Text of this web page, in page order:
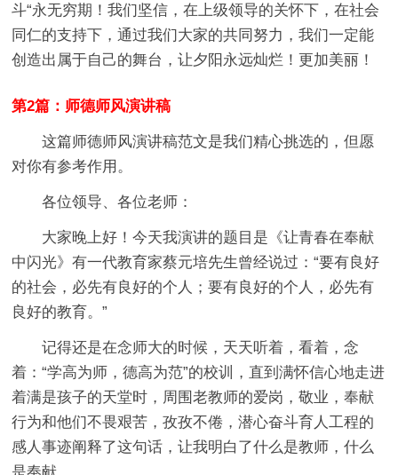
斗“永无穷期！我们坚信，在上级领导的关怀下，在社会
同仁的支持下，通过我们大家的共同努力，我们一定能
创造出属于自己的舞台，让夕阳永远灿烂！更加美丽！
第2篇：师德师风演讲稿
这篇师德师风演讲稿范文是我们精心挑选的，但愿
对你有参考作用。
各位领导、各位老师：
大家晚上好！今天我演讲的题目是《让青春在奉献
中闪光》有一代教育家蔡元培先生曾经说过：“要有良好
的社会，必先有良好的个人；要有良好的个人，必先有
良好的教育。”
记得还是在念师大的时候，天天听着，看着，念
着：“学高为师，德高为范”的校训，直到满怀信心地走进
着满是孩子的天堂时，周围老教师的爱岗，敬业，奉献
行为和他们不畏艰苦，孜孜不倦，潜心奋斗育人工程的
感人事迹阐释了这句话，让我明白了什么是教师，什么